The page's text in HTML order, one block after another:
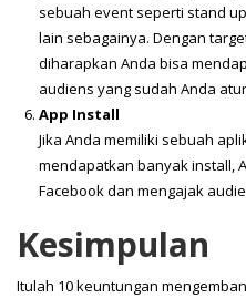
sebuah event seperti stand
lain sebagainya. Dengan
diharapkan Anda bisa
audiens yang sudah Anda
App Install
Jika Anda memiliki sebuah
mendapatkan banyak install,
Facebook dan mengajak
Kesimpulan
Itulah 10 keuntungan